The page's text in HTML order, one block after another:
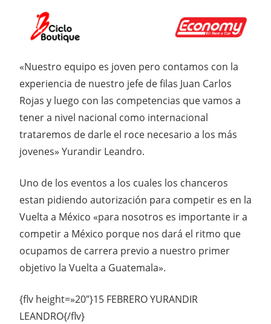
«Nuestro equipo es joven pero contamos con la
experiencia de nuestro jefe de filas Juan Carlos
Rojas y luego con las competencias que vamos a
tener a nivel nacional como internacional
trataremos de darle el roce necesario a los más
jovenes» Yurandir Leandro.
Uno de los eventos a los cuales los chanceros
estan pidiendo autorización para competir es en la
Vuelta a México «para nosotros es importante ir a
competir a México porque nos dará el ritmo que
ocupamos de carrera previo a nuestro primer
objetivo la Vuelta a Guatemala».
{flv height=»20″}15 FEBRERO YURANDIR
LEANDRO{/flv}